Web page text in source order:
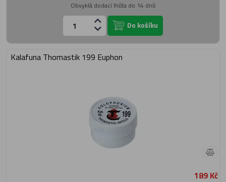
Obvyklá dodací lhůta do 14 dnů
Do košíku
Kalafuna Thomastik 199 Euphon
189 Kč